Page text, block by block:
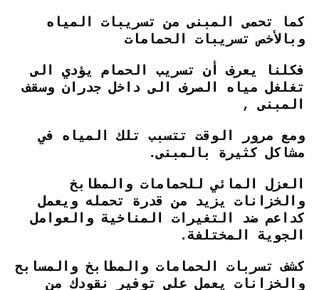
كما تحمى المبنى من تسريبات المياه
وبالأخص تسريبات الحمامات
فكلنا يعرف أن تسريب الحمام يؤدي الى
تغلغل مياه الصرف الى داخل جدران وسقف
المبنى ,
ومع مرور الوقت تتسبب تلك المياه في
مشاكل كثيرة بالمبنى.
العزل المائي للحمامات والمطابخ
والخزانات يزيد من قدرة تحمله ويعمل
كداعم ضد التغيرات المناخية والعوامل
الجوية المختلفة.
كشف تسربات الحمامات والمطابخ والمسابح
والخزانات يعمل على توفير نقودك من